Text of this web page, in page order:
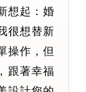
想起：婚
很想替新
操作，但
跟著幸福